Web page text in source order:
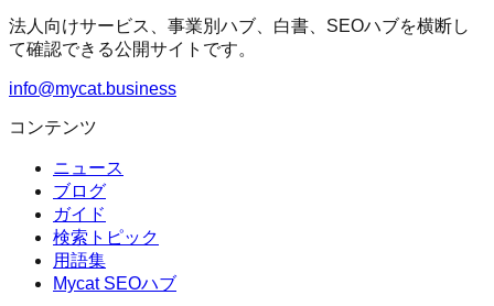
法人向けサービス、事業別ハブ、白書、SEOハブを横断し
て確認できる公開サイトです。
info@mycat.business
コンテンツ
ニュース
ブログ
ガイド
検索トピック
用語集
Mycat SEOハブ